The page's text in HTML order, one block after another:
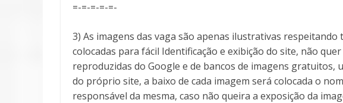
=-=-=-=-=-
3) As imagens das vaga são apenas ilustrativas respeitando
colocadas para fácil Identificação e exibição do site, não
reproduzidas do Google e de bancos de imagens gratuitos,
do próprio site, a baixo de cada imagem será colocada o
responsável da mesma, caso não queira a exposição da